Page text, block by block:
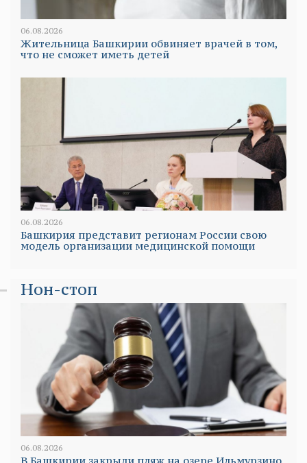
06.08.2026
Жительница Башкирии обвиняет врачей в том,
что не сможет иметь детей
06.08.2026
Башкирия представит регионам России свою
модель организации медицинской помощи
Нон-стоп
06.08.2026